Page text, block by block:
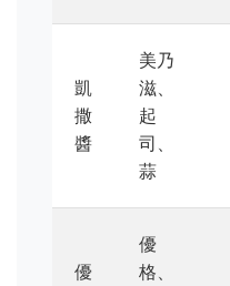
凱
撒
醬
美乃
滋、
起
司、
蒜
優
優
格、